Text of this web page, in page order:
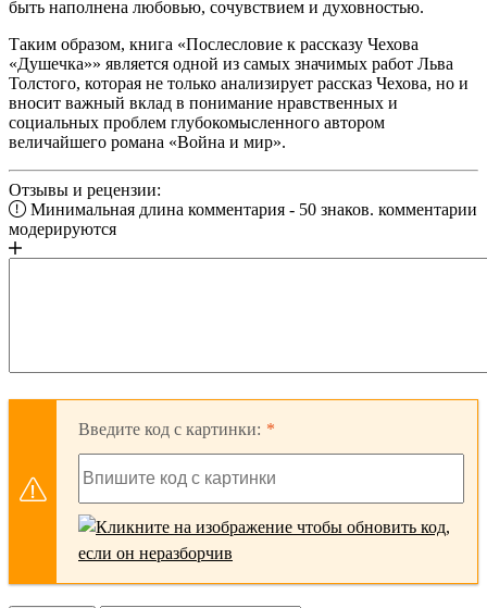
быть наполнена любовью, сочувствием и духовностью.
Таким образом, книга «Послесловие к рассказу Чехова
«Душечка»» является одной из самых значимых работ Льва
Толстого, которая не только анализирует рассказ Чехова, но и
вносит важный вклад в понимание нравственных и
социальных проблем глубокомысленного автором
величайшего романа «Война и мир».
Отзывы и рецензии:
Минимальная длина комментария - 50 знаков. комментарии
модерируются
Введите код с картинки: